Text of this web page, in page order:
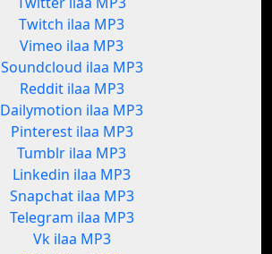
Twitch ilaa MP3
Vimeo ilaa MP3
Soundcloud ilaa MP3
Reddit ilaa MP3
Dailymotion ilaa MP3
Pinterest ilaa MP3
Tumblr ilaa MP3
Linkedin ilaa MP3
Snapchat ilaa MP3
Telegram ilaa MP3
Vk ilaa MP3